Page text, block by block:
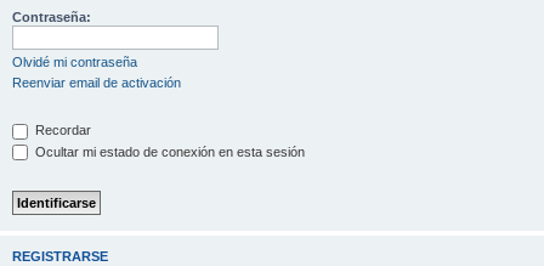
Contraseña:
Olvidé mi contraseña
Reenviar email de activación
Recordar
Ocultar mi estado de conexión en esta sesión
REGISTRARSE